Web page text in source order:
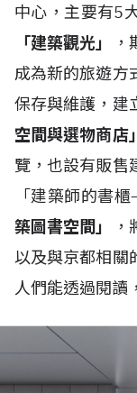
中心，主要有5
「建築觀光」
成為新的旅遊方
保存與維護，建
空間與選物商店」
覽，也設有販售
「建築師的書
築圖書空間」
以及與京都相關
人們能透過閱讀